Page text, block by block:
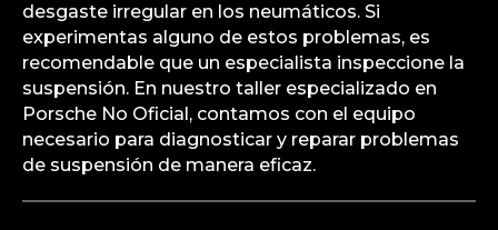
desgaste irregular en los neumáticos. Si
experimentas alguno de estos problemas, es
recomendable que un especialista inspeccione la
suspensión. En nuestro taller especializado en
Porsche No Oficial, contamos con el equipo
necesario para diagnosticar y reparar problemas
de suspensión de manera eficaz.